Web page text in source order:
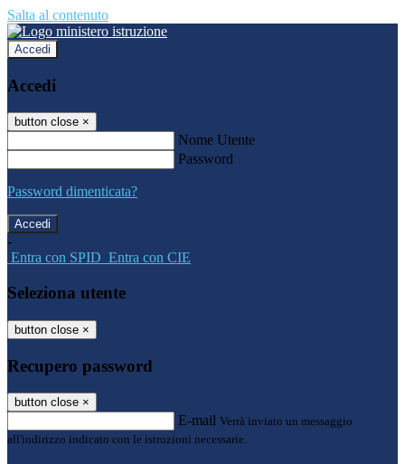
Salta al contenuto
Accedi
Accedi
button close ×
Nome Utente
Password
Password dimenticata?
-
Entra con SPID Entra con CIE
Seleziona utente
button close ×
Recupero password
button close ×
E-mail Verrà inviato un messaggio
all'indirizzo indicato con le istruzioni necessarie.